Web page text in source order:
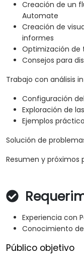
Creación de un
Automate
Creación de
informes
Optimización de
Consejos para
Trabajo con análisis
Configuración
Exploración de
Ejemplos
Solución de
Resumen y próximos
Experiencia con
Conocimiento
Público objetivo